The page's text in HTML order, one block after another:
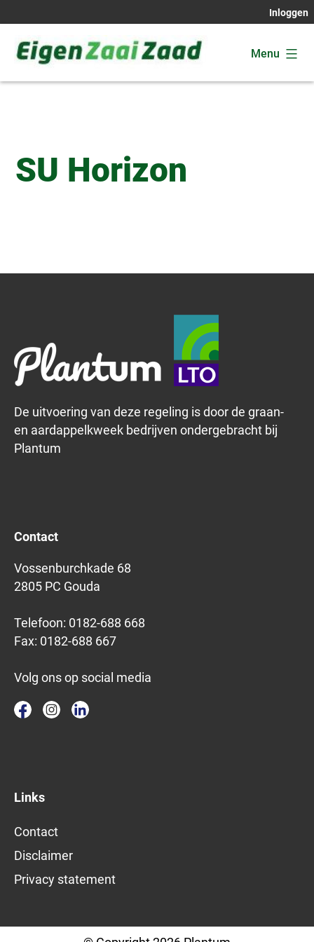
naar
inhoud
Inloggen
Eigen
Menu
SU Horizon
De uitvoering van deze regeling is door de graan-
en aardappelkweek bedrijven ondergebracht bij
Plantum
Contact
Vossenburchkade 68
2805 PC Gouda
Telefoon: 0182-688 668
Fax: 0182-688 667
Volg ons op social media
Links
Contact
Disclaimer
Privacy statement